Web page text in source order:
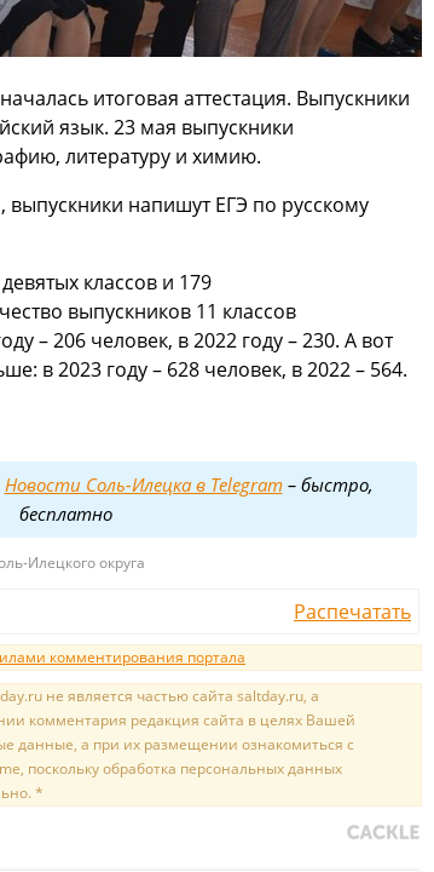
итоговая аттестация. Выпускники
язык. 23 мая выпускники
литературу и химию.
напишут ЕГЭ по русскому
классов и 179
выпускников 11 классов
– 206 человек, в 2022 году – 230. А вот
в 2023 году – 628 человек, в 2022 – 564.
Новости Соль-Илецка в Telegram– быстро,
бесплатно
Илецкого округа
Распечатать
комментирования портала
не является частью сайта saltday.ru, а
комментария редакция сайта в целях Вашей
данные, а при их размещении ознакомиться с
поскольку обработка персональных данных
*